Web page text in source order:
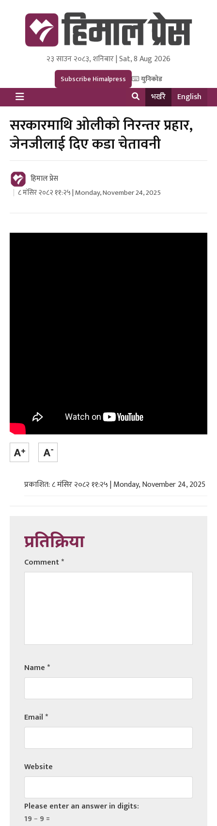
Himal Press
Dot NewsyNepal Media and Research Pvt Ltd.
२३ साउन २०८३, शनिबार | Sat, 8 Aug 2026
Subscribe Himalpress युनिकोड
भर्खरै English
सरकारमाथि ओलीको निरन्तर प्रहार,
जेनजीलाई दिए कडा चेतावनी
हिमाल प्रेस
८ मंसिर २०८२ ११:२५ | Monday, November 24, 2025
प्रकाशित: ८ मंसिर २०८२ ११:२५ | Monday, November 24, 2025
प्रतिक्रिया
Comment*
Name*
Email*
Website
Please enter an answer in digits:
19 − 9 =